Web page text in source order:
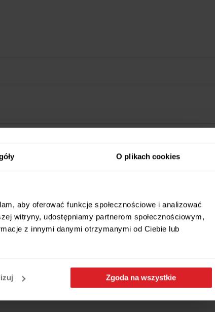
O plikach cookies
aby oferować funkcje społecznościowe i analizować
witryny, udostępniamy partnerom społecznościowym,
z innymi danymi otrzymanymi od Ciebie lub
Zgoda na wszystkie
cechy produktu
solidna i trwała. Ergonomiczne wymiary zapewniają